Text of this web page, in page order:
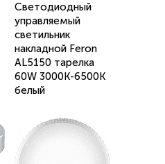
Светодиодный
управляемый
светильник
накладной Feron
AL5150 тарелка
60W 3000К-6500K
белый